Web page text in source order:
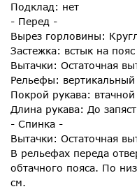
Подклад: нет
- Перед -
Вырез горловины:
Застежка: встык на пояс
Вытачки: Остаточная
Рельефы:
Покрой рукава:
Длина рукава: До
- Спинка -
Вытачки: Остаточная
В рельефах переда
обтачного пояса. По
см.